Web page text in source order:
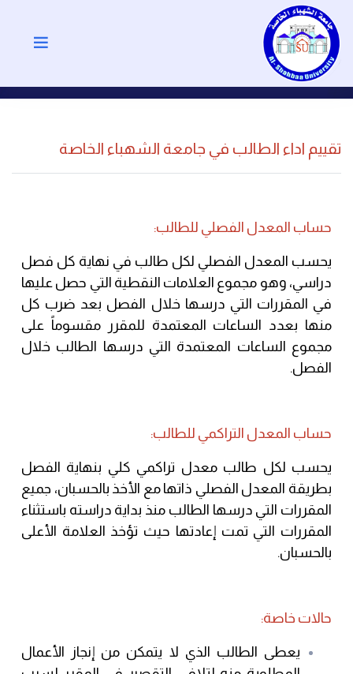
تقييم اداء الطالب في جامعة الشهباء الخاصة
حساب المعدل الفصلي للطالب:
يحسب المعدل الفصلي لكل طالب في نهاية كل فصل
دراسي، وهو مجموع العلامات النقطية التي حصل عليها
في المقررات التي درسها خلال الفصل بعد ضرب كل
منها بعدد الساعات المعتمدة للمقرر مقسوماً على
مجموع الساعات المعتمدة التي درسها الطالب خلال
الفصل.
حساب المعدل التراكمي للطالب:
يحسب لكل طالب معدل تراكمي كلي بنهاية الفصل
بطريقة المعدل الفصلي ذاتها مع الأخذ بالحسبان، جميع
المقررات التي درسها الطالب منذ بداية دراسته باستثناء
المقررات التي تمت إعادتها حيث تؤخذ العلامة الأعلى
بالحسبان.
حالات خاصة:
يعطى الطالب الذي لا يتمكن من إنجاز الأعمال